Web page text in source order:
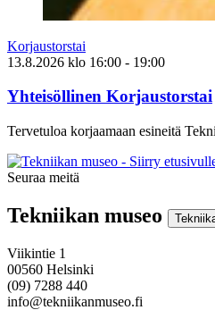
Korjaustorstai
13.8.2026 klo 16:00 - 19:00
Yhteisöllinen Korjaustorstai
Tervetuloa korjaamaan esineitä
Seuraa meitä
Tekniikan museo
Viikintie 1
00560 Helsinki
(09) 7288 440
info@tekniikanmuseo.fi